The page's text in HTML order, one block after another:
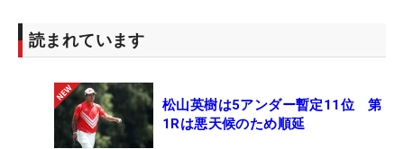
女王の座を“得”るためにも、収穫と課題をもってト
レーニングに励む。
読まれています
松山英樹は5アンダー暫定11位 第
1Rは悪天候のため順延